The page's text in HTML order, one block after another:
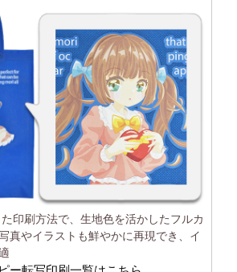
印刷方法で、生地色を活かしたフルカ
真やイラストも鮮やかに再現でき、イ